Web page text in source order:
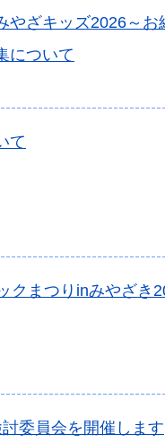
やざキッズ2026～
について
て
クまつりinみやざき
委員会を開催します